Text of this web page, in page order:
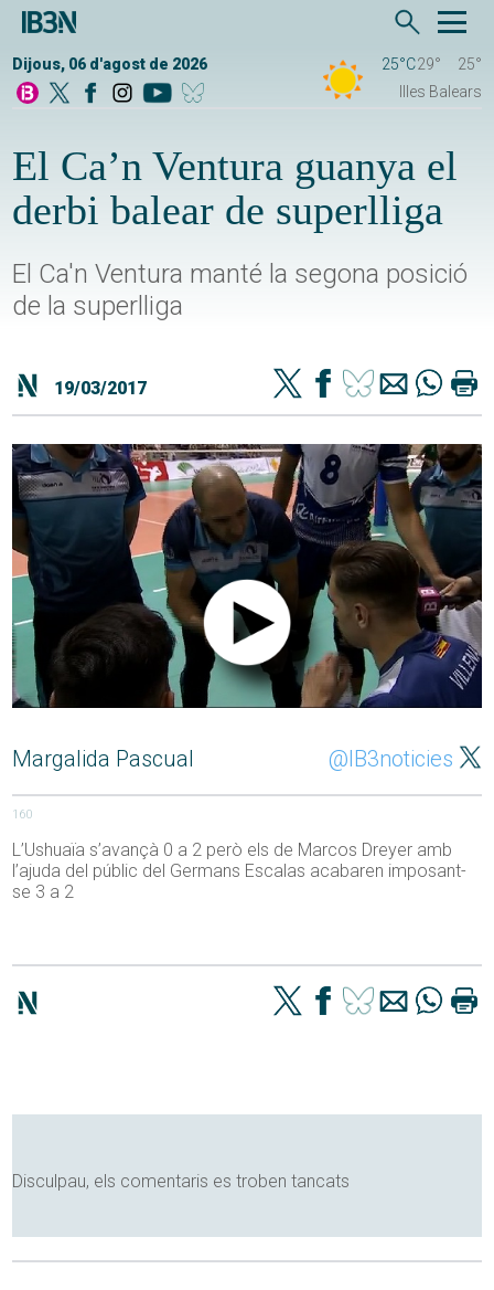
Dijous, 06 d'agost de 2026 25°C29°
25°
Illes Balears
El Ca’n Ventura guanya el
derbi balear de superlliga
El Ca'n Ventura manté la segona posició
de la superlliga
19/03/2017
Margalida Pascual @IB3noticies
160
L’Ushuaïa s’avançà 0 a 2 però els de Marcos Dreyer amb
l’ajuda del públic del Germans Escalas acabaren imposant-
se 3 a 2
Disculpau, els comentaris es troben tancats